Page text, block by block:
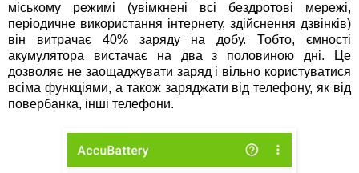
міському режимі (увімкнені всі бездротові мережі,
періодичне використання інтернету, здійснення дзвінків)
він витрачає 40% заряду на добу. Тобто, ємності
акумулятора вистачає на два з половиною дні. Це
дозволяє не заощаджувати заряд і вільно користуватися
всіма функціями, а також заряджати від телефону, як від
повербанка, інші телефони.